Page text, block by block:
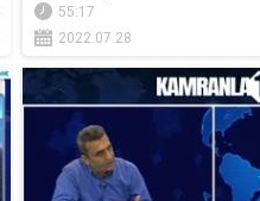
55:17
2022.07.28